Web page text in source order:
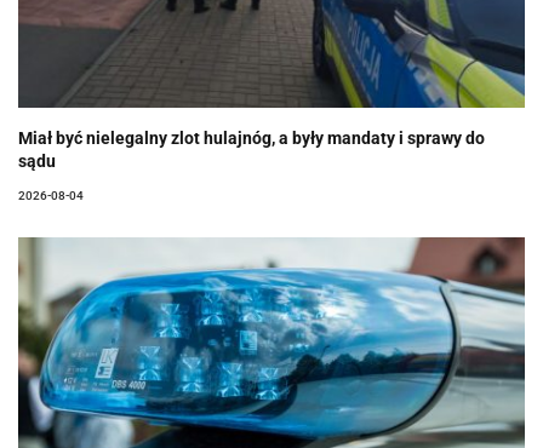
Miał być nielegalny zlot hulajnóg, a były mandaty i sprawy do
sądu
2026-08-04